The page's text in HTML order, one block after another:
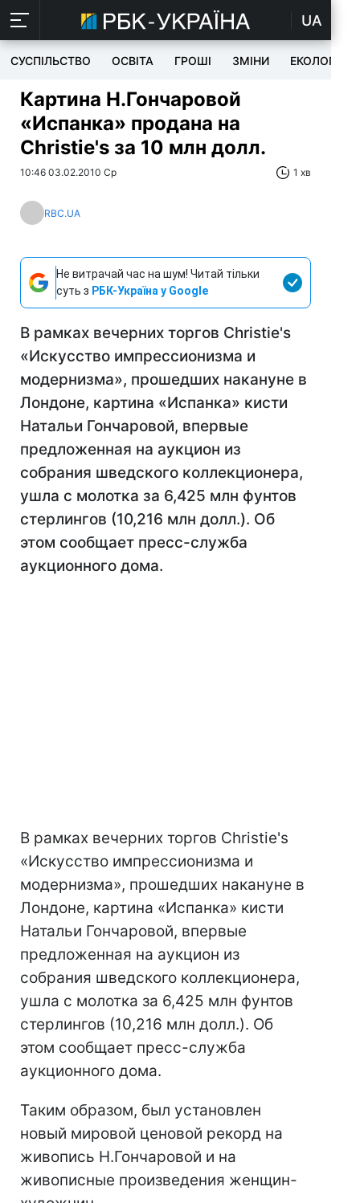
UA
СУСПІЛЬСТВО ОСВІТА ГРОШІ ЗМІНИ ЕКОЛОГІЯ
Картина Н.Гончаровой
«Испанка» продана на
Christie's за 10 млн долл.
10:46 03.02.2010 Ср 1 хв
RBC.UA
Не витрачай час на шум! Читай тільки
суть з РБК-Україна у Google
В рамках вечерних торгов Christie's
«Искусство импрессионизма и
модернизма», прошедших накануне в
Лондоне, картина «Испанка» кисти
Натальи Гончаровой, впервые
предложенная на аукцион из
собрания шведского коллекционера,
ушла с молотка за 6,425 млн фунтов
стерлингов (10,216 млн долл.). Об
этом сообщает пресс-служба
аукционного дома.
В рамках вечерних торгов Christie's
«Искусство импрессионизма и
модернизма», прошедших накануне в
Лондоне, картина «Испанка» кисти
Натальи Гончаровой, впервые
предложенная на аукцион из
собрания шведского коллекционера,
ушла с молотка за 6,425 млн фунтов
стерлингов (10,216 млн долл.). Об
этом сообщает пресс-служба
аукционного дома.
Таким образом, был установлен
новый мировой ценовой рекорд на
живопись Н.Гончаровой и на
живописные произведения женщин-